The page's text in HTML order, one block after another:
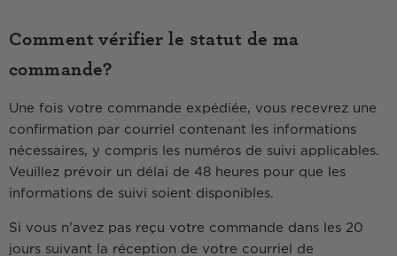
Comment vérifier le statut de ma
commande?
Une fois votre commande expédiée, vous recevrez une
confirmation par courriel contenant les informations
nécessaires, y compris les numéros de suivi applicables.
Veuillez prévoir un délai de 48 heures pour que les
informations de suivi soient disponibles.
Si vous n’avez pas reçu votre commande dans les 20
jours suivant la réception de votre courriel de